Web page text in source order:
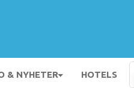
& NYHETER HOTELS